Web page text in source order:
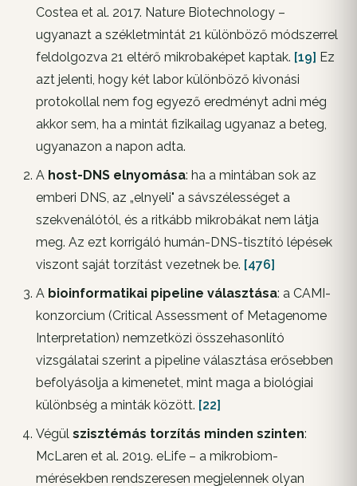
Costea et al. 2017. Nature Biotechnology–
ugyanazt a székletmintát 21 különböző módszerrel
feldolgozva 21 eltérő mikrobaképet kaptak. [19] Ez
azt jelenti, hogy két labor különböző kivonási
protokollal nem fog egyező eredményt adni még
akkor sem, ha a mintát fizikailag ugyanaz a beteg,
ugyanazon a napon adta.
A host-DNS elnyomása: ha a mintában sok az
emberi DNS, az „elnyeli" a sávszélességet a
szekvenálótól, és a ritkább mikrobákat nem látja
meg. Az ezt korrigáló humán-DNS-tisztító lépések
viszont saját torzítást vezetnek be. [476]
A bioinformatikai pipeline választása: a CAMI-
konzorcium (Critical Assessment of Metagenome
Interpretation) nemzetközi összehasonlító
vizsgálatai szerint a pipeline választása erősebben
befolyásolja a kimenetet, mint maga a biológiai
különbség a minták között. [22]
Végül szisztémás torzítás minden szinten:
McLaren et al. 2019. eLife– a mikrobiom-
mérésekben rendszeresen megjelennek olyan